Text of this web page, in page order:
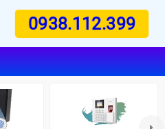
0938.112.399